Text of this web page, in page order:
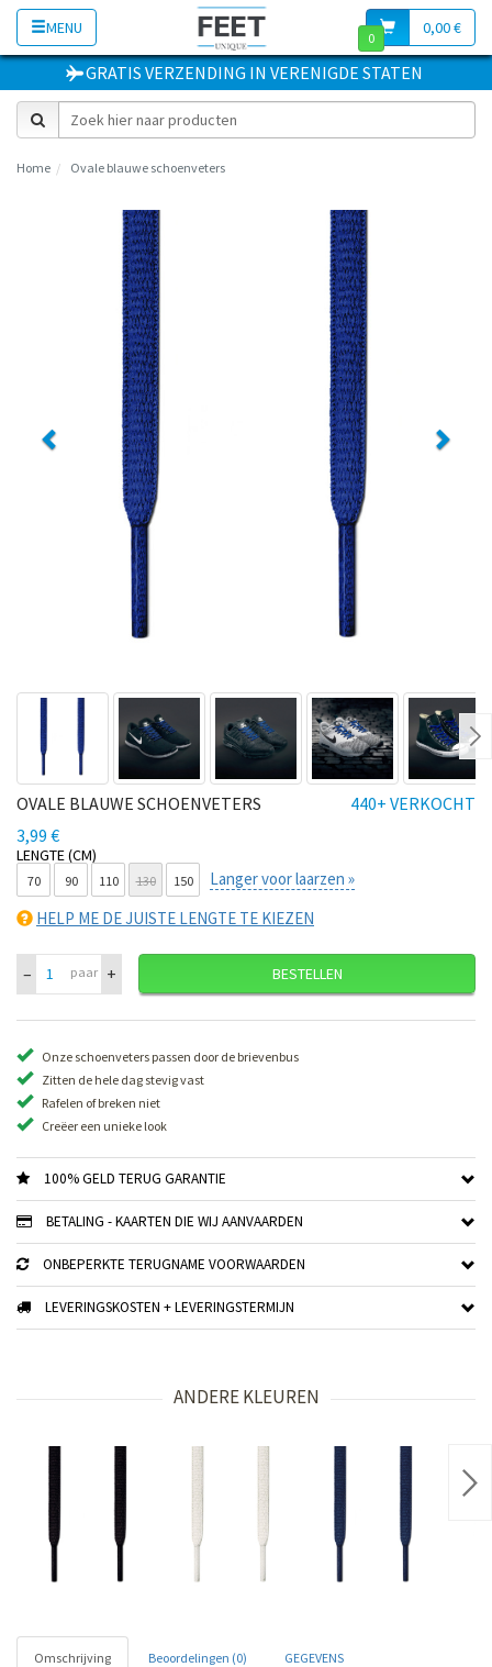
MENU 0,00 €
0
GRATIS VERZENDING IN VERENIGDE STATEN
Home Ovale blauwe schoenveters
Previous
440+ VERKOCHT
OVALE BLAUWE SCHOENVETERS
3,99 €
LENGTE (CM)
70 90 110 130 150
Langer voor laarzen »
HELP ME DE JUISTE LENGTE TE KIEZEN
– paar + BESTELLEN
Onze schoenveters passen door de brievenbus
Zitten de hele dag stevig vast
Rafelen of breken niet
Creëer een unieke look
100% GELD TERUG GARANTIE
BETALING - KAARTEN DIE WIJ AANVAARDEN
ONBEPERKTE TERUGNAME VOORWAARDEN
LEVERINGSKOSTEN + LEVERINGSTERMIJN
ANDERE KLEUREN
Omschrijving Beoordelingen (0) GEGEVENS